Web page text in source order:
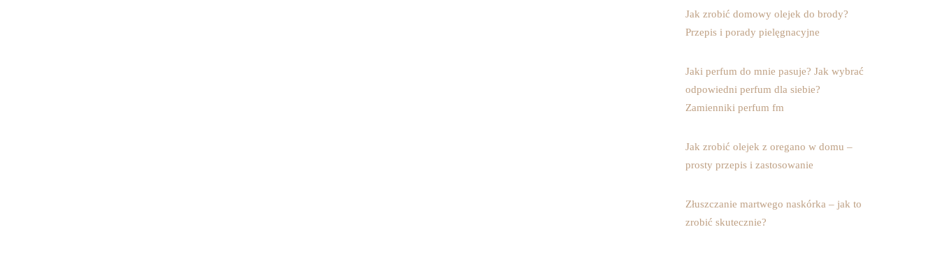
Jak zrobić domowy olejek do brody?
Przepis i porady pielęgnacyjne
Jaki perfum do mnie pasuje? Jak wybrać
odpowiedni perfum dla siebie?
Zamienniki perfum fm
Jak zrobić olejek z oregano w domu –
prosty przepis i zastosowanie
Złuszczanie martwego naskórka – jak to
zrobić skutecznie?